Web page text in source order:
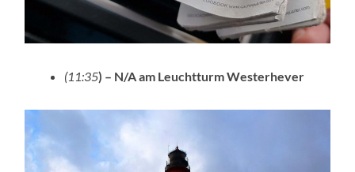
(11:35) – N/A am Leuchtturm Westerhever